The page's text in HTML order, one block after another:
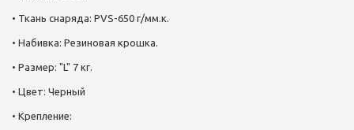
• Ткань снаряда: PVS-650 г/мм.к.
• Набивка: Резиновая крошка.
• Размер: "L" 7 кг.
• Цвет: Черный
• Крепление: